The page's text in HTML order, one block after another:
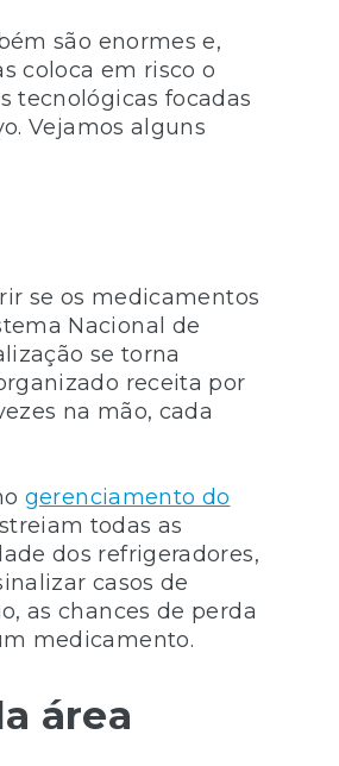
são enormes e,
coloca em risco o
tecnológicas focadas
Vejamos alguns
se os medicamentos
Nacional de
se torna
receita por
na mão, cada
gerenciamento do
todas as
dos refrigeradores,
casos de
as chances de perda
medicamento.
área